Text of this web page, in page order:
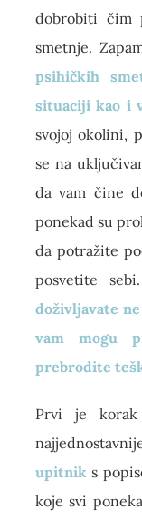
dobrobiti čim
smetnje.
psihičkih
situaciji kao i
svojoj okolini,
se na
da vam čine
ponekad su
da potražite
posvetite sebi.
doživljavate
vam mogu
prebrodite
Prvi je
upitniks
koje svi